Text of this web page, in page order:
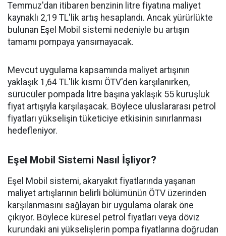
Temmuz'dan itibaren benzinin litre fiyatına maliyet
kaynaklı 2,19 TL'lik artış hesaplandı. Ancak yürürlükte
bulunan Eşel Mobil sistemi nedeniyle bu artışın
tamamı pompaya yansımayacak.
Mevcut uygulama kapsamında maliyet artışının
yaklaşık 1,64 TL'lik kısmı ÖTV'den karşılanırken,
sürücüler pompada litre başına yaklaşık 55 kuruşluk
fiyat artışıyla karşılaşacak. Böylece uluslararası petrol
fiyatları yükselişin tüketiciye etkisinin sınırlanması
hedefleniyor.
Eşel Mobil Sistemi Nasıl İşliyor?
Eşel Mobil sistemi, akaryakıt fiyatlarında yaşanan
maliyet artışlarının belirli bölümünün ÖTV üzerinden
karşılanmasını sağlayan bir uygulama olarak öne
çıkıyor. Böylece küresel petrol fiyatları veya döviz
kurundaki ani yükselişlerin pompa fiyatlarına doğrudan